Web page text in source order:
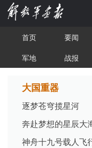
首页 要闻
军地
战报
大国重器
逐梦苍穹揽星河
奔赴梦想的星辰大
神舟十九号载人飞